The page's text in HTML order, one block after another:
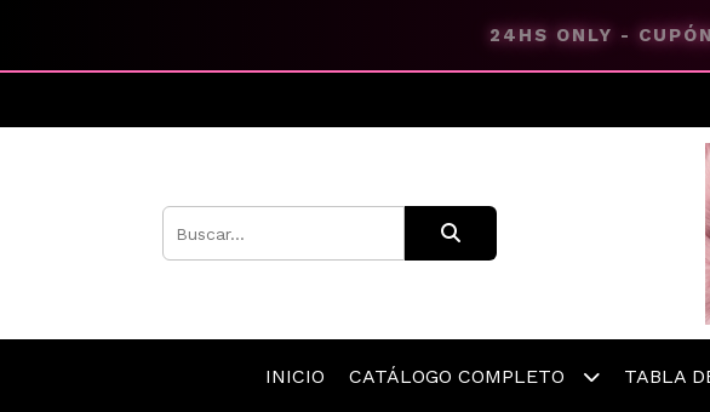
24HS ONLY -
INICIO CATÁLOGO COMPLETO TABLA